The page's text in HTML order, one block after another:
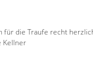
die Traufe recht
Kellner